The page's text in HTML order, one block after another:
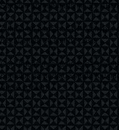
Studio e apresentada na 30ª
A linha de espelhos UP! vem pra
moral antes de sair de casa.
Com frases motivacionais e
perfeitos na porta de saída (ou
que é só seu)!